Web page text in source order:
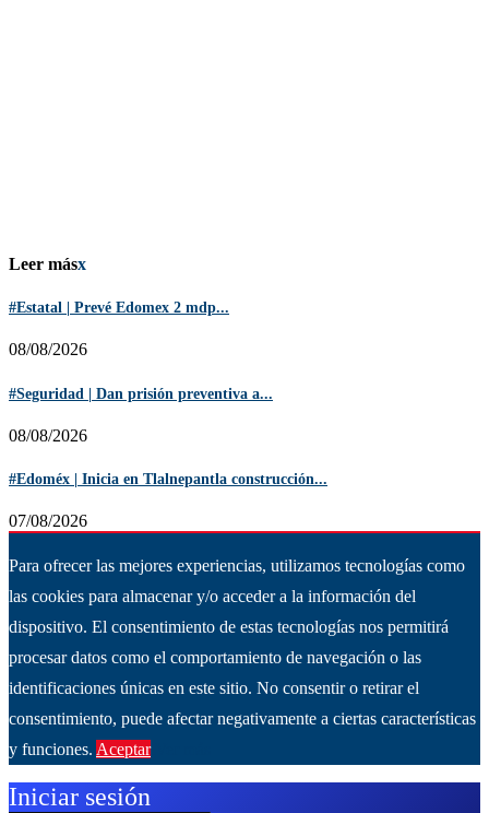
Leer másx
#Estatal | Prevé Edomex 2 mdp...
08/08/2026
#Seguridad | Dan prisión preventiva a...
08/08/2026
#Edoméx | Inicia en Tlalnepantla construcción...
07/08/2026
Para ofrecer las mejores experiencias, utilizamos tecnologías como
las cookies para almacenar y/o acceder a la información del
dispositivo. El consentimiento de estas tecnologías nos permitirá
procesar datos como el comportamiento de navegación o las
identificaciones únicas en este sitio. No consentir o retirar el
consentimiento, puede afectar negativamente a ciertas características
y funciones. Aceptar
Iniciar sesión